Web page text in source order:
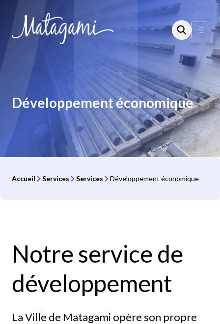
contenu
le
menu
Développement économique
Accueil Services Services Développement économique
Notre service de
développement
La Ville de Matagami opère son propre